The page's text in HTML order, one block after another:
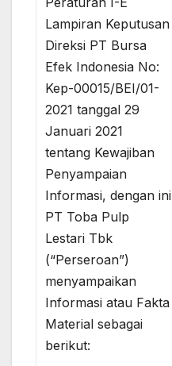
Lampiran Keputusan
Direksi PT Bursa
Efek Indonesia No:
Kep-00015/BEI/01-
2021 tanggal 29
Januari 2021
tentang Kewajiban
Penyampaian
Informasi, dengan ini
PT Toba Pulp
Lestari Tbk
(“Perseroan”)
menyampaikan
Informasi atau Fakta
Material sebagai
berikut: